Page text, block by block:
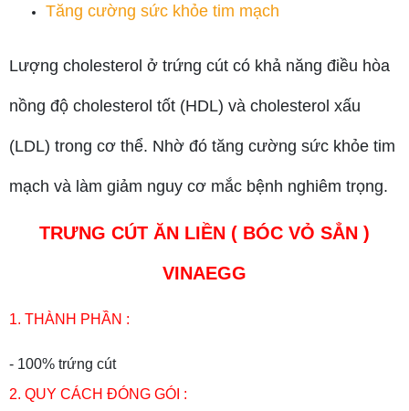
Tăng cường sức khỏe tim mạch
Lượng cholesterol ở trứng cút có khả năng điều hòa
nồng độ cholesterol tốt (HDL) và cholesterol xấu
(LDL) trong cơ thể. Nhờ đó tăng cường sức khỏe tim
mạch và làm giảm nguy cơ mắc bệnh nghiêm trọng.
TRƯNG CÚT ĂN LIỀN ( BÓC VỎ SẲN )
VINAEGG
1. THÀNH PHẦN :
- 100% trứng cút
2. QUY CÁCH ĐÓNG GÓI :